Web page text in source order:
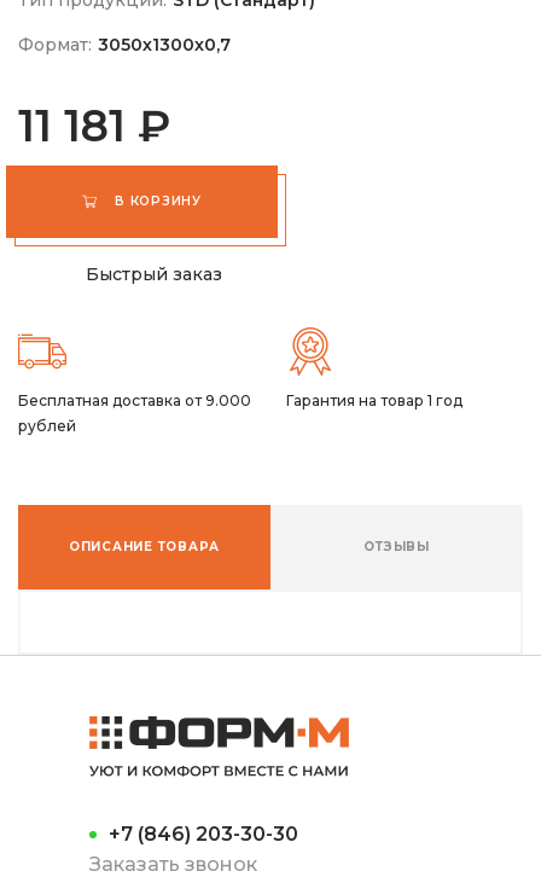
Формат: 3050х1300х0,7
11 181 ₽
В КОРЗИНУ
Быстрый заказ
Бесплатная доставка от 9.000
рублей
Гарантия на товар 1 год
ОПИСАНИЕ ТОВАРА ОТЗЫВЫ
+7 (846) 203-30-30
Заказать звонок